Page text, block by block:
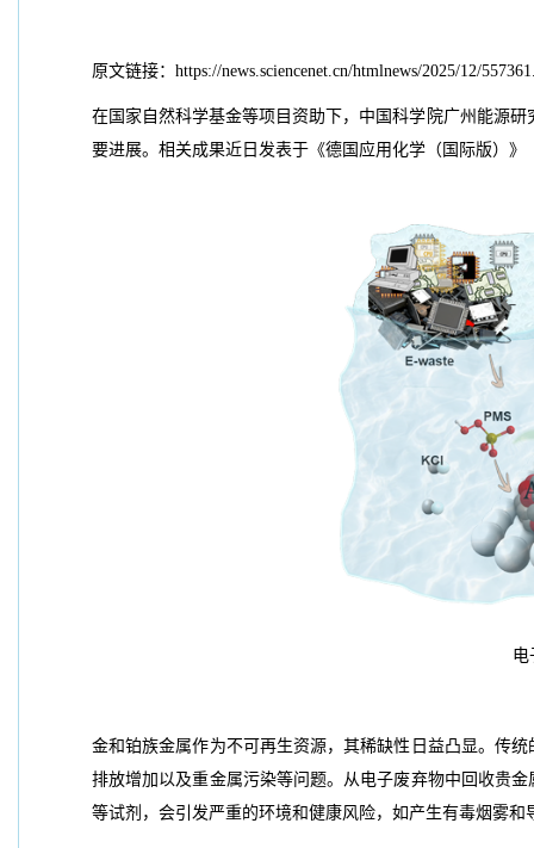
原文链接：https://news.sciencenet.cn/htmlnews/2025/12/
在国家自然科学基金等项目资助下，中国科学院广州能源
要进展。相关成果近日发表于《德国应用化学（国际版）》
电
金和铂族金属作为不可再生资源，其稀缺性日益凸显。传
排放增加以及重金属污染等问题。从电子废弃物中回收贵
等试剂，会引发严重的环境和健康风险，如产生有毒烟雾和